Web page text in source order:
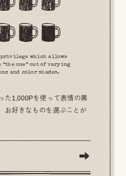
privilege which allows
“the one” out of varying
and color shades.
た1,000Pを使って表情の異
お好きなものを選ぶことが